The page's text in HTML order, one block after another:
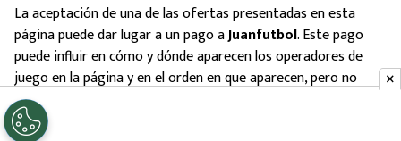
La aceptación de una de las ofertas presentadas en esta
página puede dar lugar a un pago aJuanfutbol. Este pago
puede influir en cómo y dónde aparecen los operadores de
juego en la página y en el orden en que aparecen, pero no
influye en nuestras evaluaciones.